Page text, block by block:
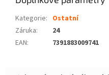
Kategorie: Ostatní
Záruka:
24
EAN: 7391883009741